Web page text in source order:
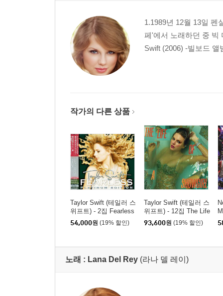
1.1989년 12월 13일 펜
페'에서 노래하던 중 빅
Swift (2006) -빌보드
작가의 다른 상품
Taylor Swift (테일러 스
위프트) - 2집 Fearless
[CD + DVD]
54,000원 (19% 할인)
Taylor Swift (테일러 스
위프트) - 12집 The Life
Of A Showgirl: Sweat A
nd Vanilla Perfume [오
93,600원 (19% 할인)
노래 : Lana Del Rey (라나 델 레이)